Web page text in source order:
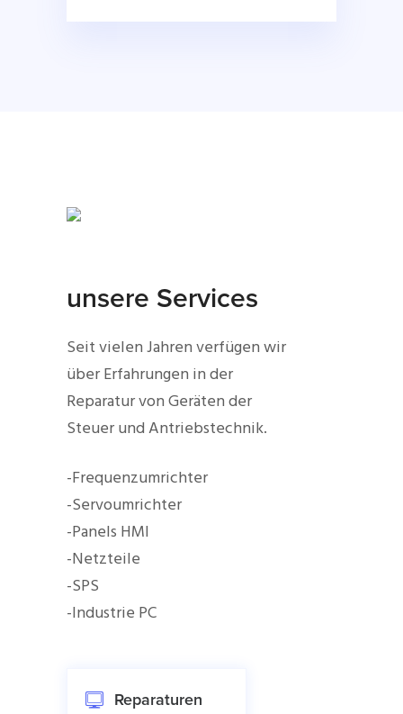
unsere Services
Seit vielen Jahren verfügen wir
über Erfahrungen in der
Reparatur von Geräten der
Steuer und Antriebstechnik.
-Frequenzumrichter
-Servoumrichter
-Panels HMI
-Netzteile
-SPS
-Industrie PC
Reparaturen